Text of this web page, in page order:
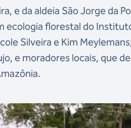
e da aldeia São Jorge da
ecologia florestal do
Silveira e Kim
e moradores locais, que